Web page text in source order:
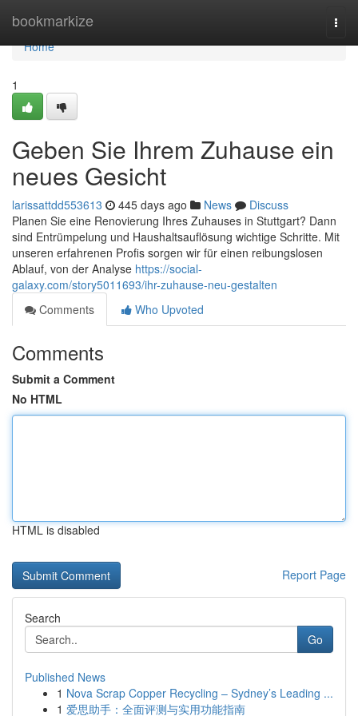
bookmarkize
Home
Home
1
Geben Sie Ihrem Zuhause ein
neues Gesicht
larissattdd553613 445 days ago News
Discuss
Planen Sie eine Renovierung Ihres Zuhauses in Stuttgart? Dann
sind Entrümpelung und Haushaltsauflösung wichtige Schritte. Mit
unseren erfahrenen Profis sorgen wir für einen reibungslosen
Ablauf, von der Analyse https://social-
galaxy.com/story5011693/ihr-zuhause-neu-gestalten
Comments
Who Upvoted
Comments
Submit a Comment
No HTML
HTML is disabled
Report Page
Search
Go
Published News
1 Nova Scrap Copper Recycling – Sydney’s Leading ...
1 爱思助手：全面评测与实用功能指南